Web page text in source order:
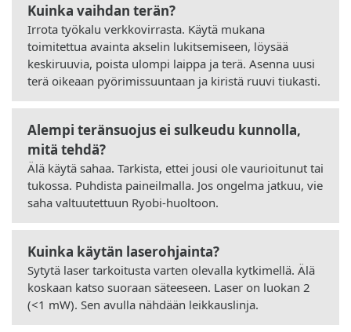
Kuinka vaihdan terän?
Irrota työkalu verkkovirrasta. Käytä mukana
toimitettua avainta akselin lukitsemiseen, löysää
keskiruuvia, poista ulompi laippa ja terä. Asenna uusi
terä oikeaan pyörimissuuntaan ja kiristä ruuvi tiukasti.
Alempi teränsuojus ei sulkeudu kunnolla,
mitä tehdä?
Älä käytä sahaa. Tarkista, ettei jousi ole vaurioitunut tai
tukossa. Puhdista paineilmalla. Jos ongelma jatkuu, vie
saha valtuutettuun Ryobi-huoltoon.
Kuinka käytän laserohjainta?
Sytytä laser tarkoitusta varten olevalla kytkimellä. Älä
koskaan katso suoraan säteeseen. Laser on luokan 2
(<1 mW). Sen avulla nähdään leikkauslinja.